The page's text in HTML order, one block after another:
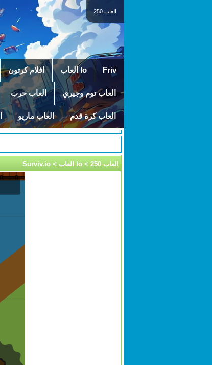
العاب 250
Friv Io العاب افلام كرتون
العاب توم وجيري العاب حرب
العاب كرة قدم العاب ماريو
العاب 250 > Io العاب > Surviv.io